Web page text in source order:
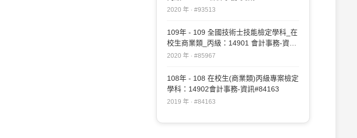
2020 年 · #93513
109年 - 109 全國技術士技能檢定學科_在
校生商業類_丙級：14901 會計事務-資訊
#85967
2020 年 · #85967
108年 - 108 在校生(商業類)丙級專案檢定
學科：14902會計事務-資訊#84163
2019 年 · #84163